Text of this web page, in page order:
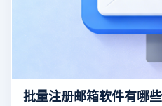
批量注册邮箱软件有哪